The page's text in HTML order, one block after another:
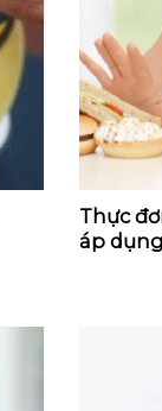
Thực
áp